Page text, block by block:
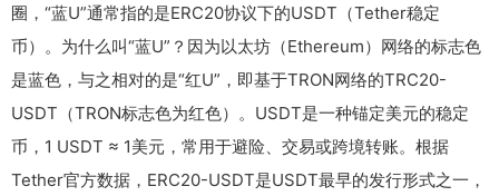
圈，“蓝U”通常指的是ERC20协议下的USDT（Tether稳定
币）。为什么叫“蓝U”？因为以太坊（Ethereum）网络的标志色
是蓝色，与之相对的是“红U”，即基于TRON网络的TRC20-
USDT（TRON标志色为红色）。USDT是一种锚定美元的稳定
币，1 USDT ≈ 1美元，常用于避险、交易或跨境转账。根据
Tether官方数据，ERC20-USDT是USDT最早的发行形式之一，